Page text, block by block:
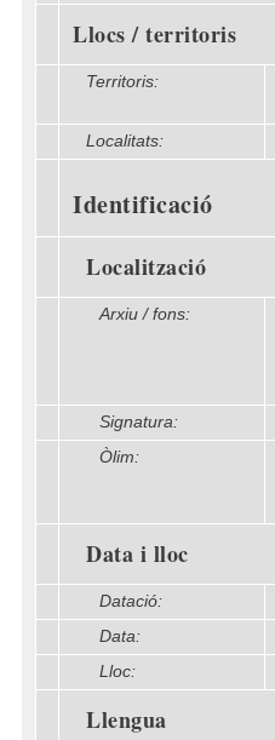
Llocs / territoris
Territoris:
Localitats:
Identificació
Localització
Arxiu / fons:
Signatura:
Òlim:
Data i lloc
Datació:
Data:
Lloc:
Llengua